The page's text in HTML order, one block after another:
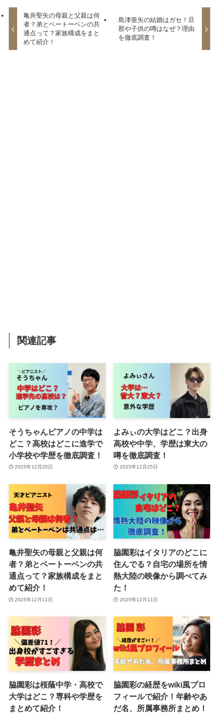
亀井聖矢の母親と父親は何
者？弟とベートーベンの共
通点って？家族構成をまと
めて紹介！
島津亜矢の結婚はガセ！旦
那や子供の噂はなぜ？理由
を徹底調査！
関連記事
そうちゃんピアノの中学は
どこ？高校はどこに進学で
小学校や学歴を徹底調査！
2025年12月25日
よみぃの大学はどこ？出身
高校や中学、学歴は東大の
噂を徹底調査！
2025年12月25日
亀井聖矢の母親と父親は何
者？弟とベートーベンの共
通点って？家族構成をまと
めて紹介！
2025年12月11日
脇園彩はイタリアのどこに
住んでる？自宅の場所を情
熱大陸の映像から調べてみ
た！
2025年12月11日
脇園彩は桜蔭中学・高校で
大学はどこ？専科や学歴を
まとめて紹介！
脇園彩の経歴をwiki風プロ
フィールで紹介！年齢やあ
だ名、所属事務所まとめ！